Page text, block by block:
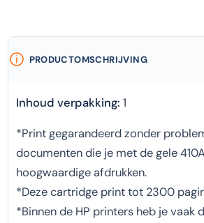
PRODUCTOMSCHRIJVING
Inhoud verpakking: 1
*Print gegarandeerd zonder
documenten die je met de gele
hoogwaardige afdrukken.
*Deze cartridge print tot 2300
*Binnen de HP printers heb je vaak